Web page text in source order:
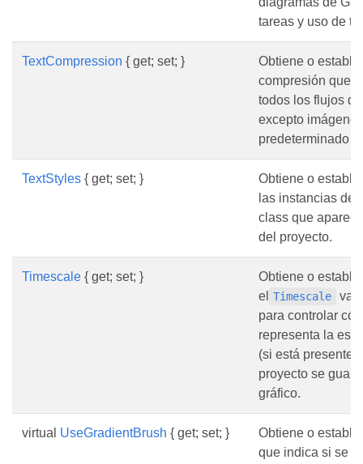
tareas y uso de
TextCompression { get; set; }
Obtiene o
compresión que
todos los flujos
excepto
predeterminado
TextStyles { get; set; }
Obtiene o
las instancias del
class que
del proyecto.
Timescale { get; set; }
Obtiene o
el Timescale
para controlar
representa la
(si está presente)
proyecto se
gráfico.
virtual UseGradientBrush { get; set; }
Obtiene o
que indica si se